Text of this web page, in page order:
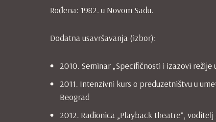
Rođena: 1982. u Novom Sadu.
Dodatna usavršavanja (izbor):
2010. Seminar „Specifičnosti i izazovi
2011. Intenzivni kurs o preduzetništvu u
Beograd
2012. Radionica „Playback theatre”, voditelj